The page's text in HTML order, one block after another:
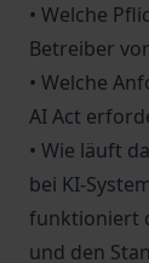
• Welche
Betreiber
• Welche
AI Act
• Wie läuft
bei KI-
funktioniert
und den